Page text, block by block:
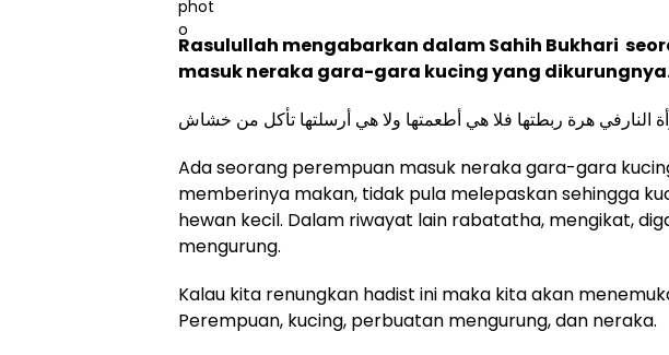
Rasulullah mengabarkan dalam Sahih Bukhari
masuk neraka gara-gara kucing yang
النارفي هرة ربطتها فلا هي أطعمتها ولا هي أرسلتها تأكل من خشاش
Ada seorang perempuan masuk neraka gara-gara
memberinya makan, tidak pula melepaskan sehingga
hewan kecil. Dalam riwayat lain rabatatha, mengikat,
mengurung.
Kalau kita renungkan hadist ini maka kita akan
Perempuan, kucing, perbuatan mengurung, dan neraka.